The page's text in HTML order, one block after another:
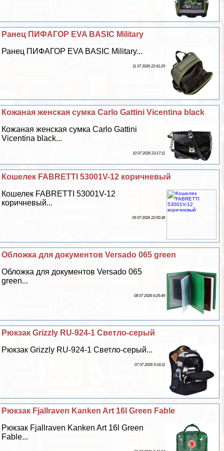
Ранец ПИФАГОР EVA BASIC Military
Ранец ПИФАГОР EVA BASIC Military...
11 07 2026 22:41:29
Кожаная женская сумка Carlo Gattini Vicentina black
Кожаная женская сумка Carlo Gattini
Vicentina black...
10 07 2026 23:17:11
Кошелек FABRETTI 53001V-12 коричневый
Кошелек FABRETTI 53001V-12
коричневый...
09 07 2026 22:50:38
Обложка для документов Versado 065 green
Обложка для документов Versado 065
green...
08 07 2026 6:25:49
Рюкзак Grizzly RU-924-1 Светло-серый
Рюкзак Grizzly RU-924-1 Светло-серый...
07 07 2026 9:18:11
Рюкзак Fjallraven Kanken Art 16l Green Fable
Рюкзак Fjallraven Kanken Art 16l Green
Fable...